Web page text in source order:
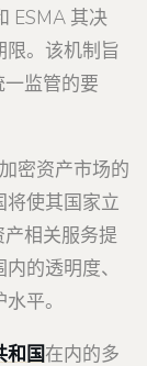
ESMA 其决
限。该机制旨
监管的要
密资产市场的
使其国家立
相关服务提
的透明度、
平。
和国在内的多